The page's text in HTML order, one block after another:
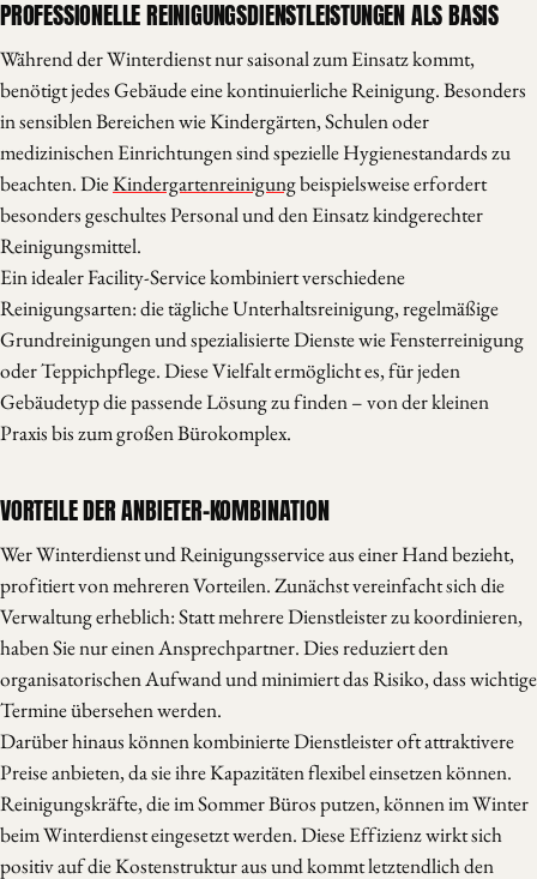
PROFESSIONELLE REINIGUNGSDIENSTLEISTUNGEN ALS BASIS
Während der Winterdienst nur saisonal zum Einsatz kommt,
benötigt jedes Gebäude eine kontinuierliche Reinigung. Besonders
in sensiblen Bereichen wie Kindergärten, Schulen oder
medizinischen Einrichtungen sind spezielle Hygienestandards zu
beachten. DieKindergartenreinigungbeispielsweise erfordert
besonders geschultes Personal und den Einsatz kindgerechter
Reinigungsmittel.
Ein idealer Facility-Service kombiniert verschiedene
Reinigungsarten: die tägliche Unterhaltsreinigung, regelmäßige
Grundreinigungen und spezialisierte Dienste wie Fensterreinigung
oder Teppichpflege. Diese Vielfalt ermöglicht es, für jeden
Gebäudetyp die passende Lösung zu finden – von der kleinen
Praxis bis zum großen Bürokomplex.
VORTEILE DER ANBIETER-KOMBINATION
Wer Winterdienst und Reinigungsservice aus einer Hand bezieht,
profitiert von mehreren Vorteilen. Zunächst vereinfacht sich die
Verwaltung erheblich: Statt mehrere Dienstleister zu koordinieren,
haben Sie nur einen Ansprechpartner. Dies reduziert den
organisatorischen Aufwand und minimiert das Risiko, dass wichtige
Termine übersehen werden.
Darüber hinaus können kombinierte Dienstleister oft attraktivere
Preise anbieten, da sie ihre Kapazitäten flexibel einsetzen können.
Reinigungskräfte, die im Sommer Büros putzen, können im Winter
beim Winterdienst eingesetzt werden. Diese Effizienz wirkt sich
positiv auf die Kostenstruktur aus und kommt letztendlich den